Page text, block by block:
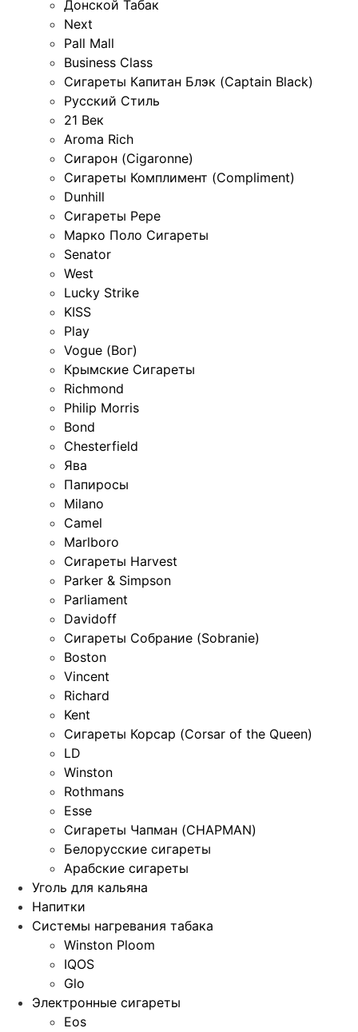
Донской Табак
Next
Pall Mall
Business Class
Сигареты Капитан Блэк (Captain Black)
Русский Стиль
21 Век
Aroma Rich
Сигарон (Cigaronne)
Сигареты Комплимент (Compliment)
Dunhill
Сигареты Pepe
Марко Поло Сигареты
Senator
West
Lucky Strike
KISS
Play
Vogue (Вог)
Крымские Сигареты
Richmond
Philip Morris
Bond
Chesterfield
Ява
Папиросы
Milano
Camel
Marlboro
Сигареты Harvest
Parker & Simpson
Parliament
Davidoff
Сигареты Собрание (Sobranie)
Boston
Vincent
Richard
Kent
Сигареты Корсар (Corsar of the Queen)
LD
Winston
Rothmans
Esse
Сигареты Чапман (CHAPMAN)
Белорусские сигареты
Арабские сигареты
Уголь для кальяна
Напитки
Системы нагревания табака
Winston Ploom
IQOS
Glo
Электронные сигареты
Eos